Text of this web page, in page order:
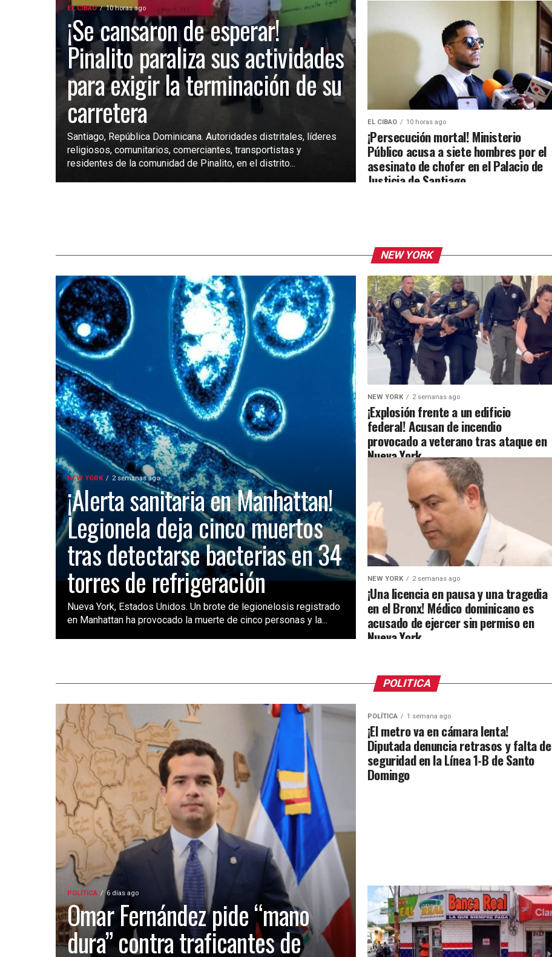
EL CIBAO 10 horas ago
¡Se cansaron de esperar!
Pinalito paraliza sus actividades
para exigir la terminación de su
carretera
Santiago, República Dominicana. Autoridades distritales, líderes
religiosos, comunitarios, comerciantes, transportistas y
residentes de la comunidad de Pinalito, en el distrito...
EL CIBAO 10 horas ago
¡Persecución mortal! Ministerio
Público acusa a siete hombres por el
asesinato de chofer en el Palacio de
Justicia de Santiago
NEW YORK
NEW YORK 2 semanas ago
¡Alerta sanitaria en Manhattan!
Legionela deja cinco muertos
tras detectarse bacterias en 34
torres de refrigeración
Nueva York, Estados Unidos. Un brote de legionelosis registrado
en Manhattan ha provocado la muerte de cinco personas y la...
NEW YORK 2 semanas ago
¡Explosión frente a un edificio
federal! Acusan de incendio
provocado a veterano tras ataque en
Nueva York
NEW YORK 2 semanas ago
¡Una licencia en pausa y una tragedia
en el Bronx! Médico dominicano es
acusado de ejercer sin permiso en
Nueva York
POLITICA
POLÍTICA 6 días ago
Omar Fernández pide “mano
dura” contra traficantes de
POLÍTICA 1 semana ago
¡El metro va en cámara lenta!
Diputada denuncia retrasos y falta de
seguridad en la Línea 1-B de Santo
Domingo